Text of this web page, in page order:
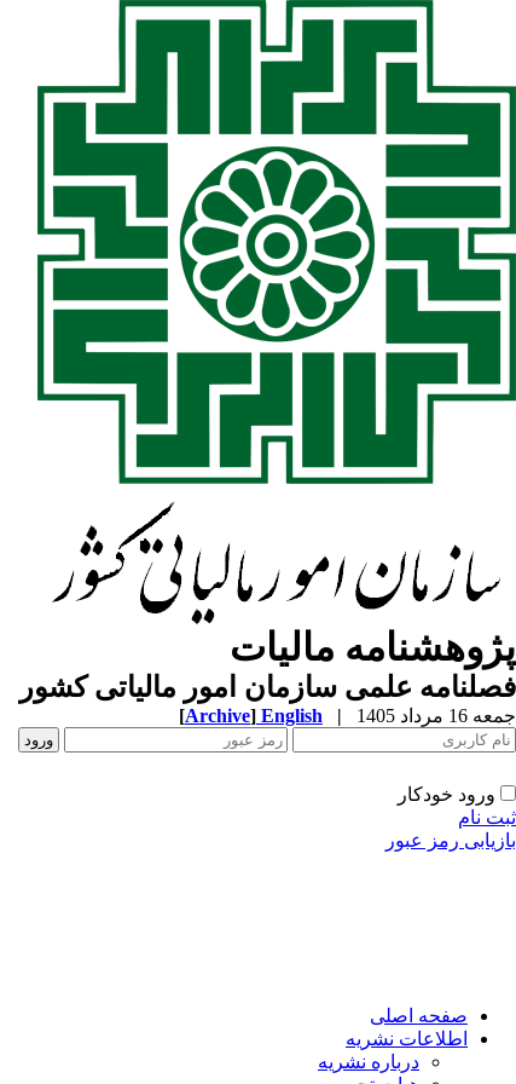
پژوهشنامه مالیات
فصلنامه علمی سازمان امور مالیاتی کشور
جمعه 16 مرداد 1405 |
English
[Archive]
ورود خودکار
ثبت نام
بازیابی رمز عبور
صفحه اصلی
اطلاعات نشریه
درباره نشریه